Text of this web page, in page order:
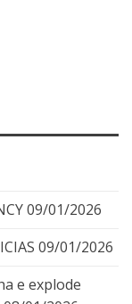
09/01/2026
09/01/2026
e explode